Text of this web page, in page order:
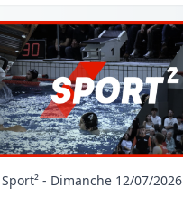
Sport² - Dimanche 12/07/2026